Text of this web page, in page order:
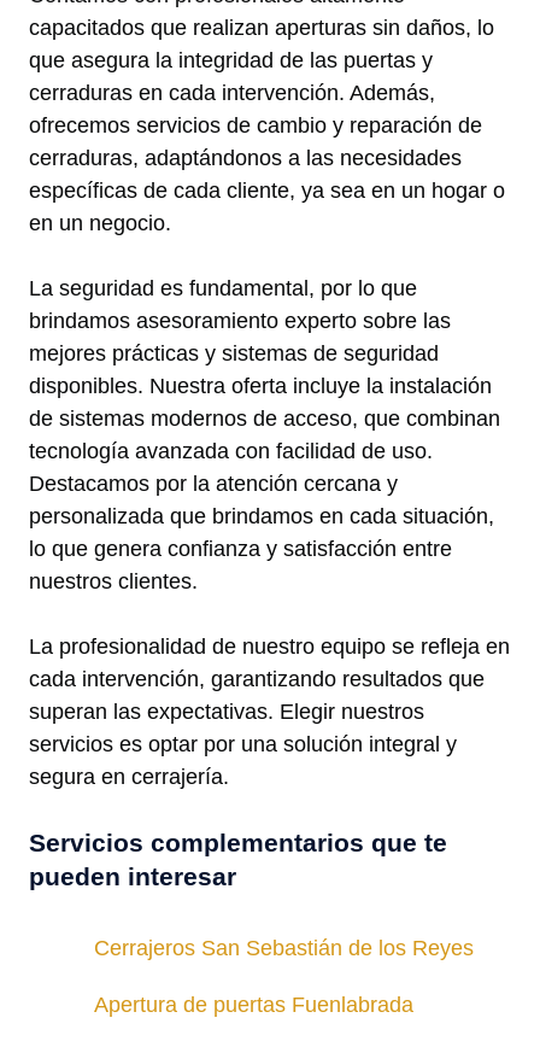
capacitados que realizan aperturas sin daños, lo
que asegura la integridad de las puertas y
cerraduras en cada intervención. Además,
ofrecemos servicios de cambio y reparación de
cerraduras, adaptándonos a las necesidades
específicas de cada cliente, ya sea en un hogar o
en un negocio.
La seguridad es fundamental, por lo que
brindamos asesoramiento experto sobre las
mejores prácticas y sistemas de seguridad
disponibles. Nuestra oferta incluye la instalación
de sistemas modernos de acceso, que combinan
tecnología avanzada con facilidad de uso.
Destacamos por la atención cercana y
personalizada que brindamos en cada situación,
lo que genera confianza y satisfacción entre
nuestros clientes.
La profesionalidad de nuestro equipo se refleja en
cada intervención, garantizando resultados que
superan las expectativas. Elegir nuestros
servicios es optar por una solución integral y
segura en cerrajería.
Servicios complementarios que te
pueden interesar
Cerrajeros San Sebastián de los Reyes
Apertura de puertas Fuenlabrada